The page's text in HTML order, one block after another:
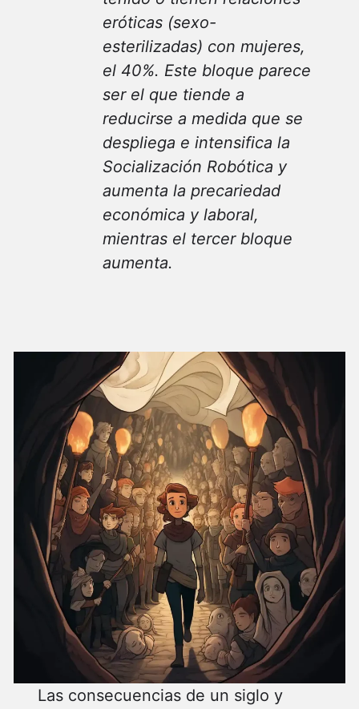
eróticas (sexo-
esterilizadas) con mujeres,
el 40%. Este bloque parece
ser el que tiende a
reducirse a medida que se
despliega e intensifica la
Socialización Robótica y
aumenta la precariedad
económica y laboral,
mientras el tercer bloque
aumenta.
Las consecuencias de un siglo y